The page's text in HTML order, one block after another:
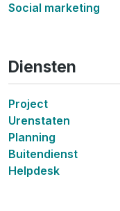
Social marketing
Diensten
Project
Urenstaten
Planning
Buitendienst
Helpdesk